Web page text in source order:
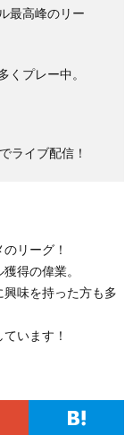
最高峰のリー
くプレー中。
ライブ配信！
リーグ！
得の偉業。
味を持った方も多
います！